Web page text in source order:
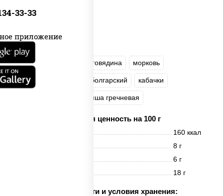
33-33
приложение
масло растительное говядина морковь
лук репчатый перец болгарский кабачки
лапша гречневая
Пищевая ценность на 100 г
160 ккал
8 г
6 г
18 г
Срок годности и условия хранения: